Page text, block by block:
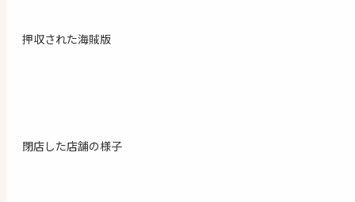
押収された海賊版
閉店した店舗の様子